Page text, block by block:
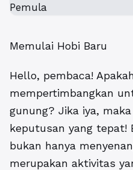
Memulai Hobi Baru
Hello, pembaca!
mempertimbangkan
gunung? Jika iya,
keputusan yang tepat!
bukan hanya
merupakan aktivitas